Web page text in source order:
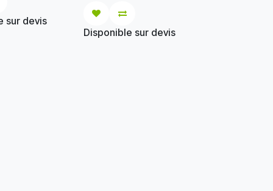
glissière pleine
poches avant,
sur devis
Personnalisation 11,5X5X1,8
dans la pomme de la main.
Disponible sur devis